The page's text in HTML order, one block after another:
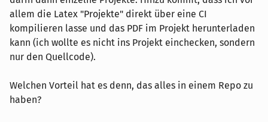
allem die Latex "Projekte" direkt über eine CI
kompilieren lasse und das PDF im Projekt herunterladen
kann (ich wollte es nicht ins Projekt einchecken, sondern
nur den Quellcode).
Welchen Vorteil hat es denn, das alles in einem Repo zu
haben?